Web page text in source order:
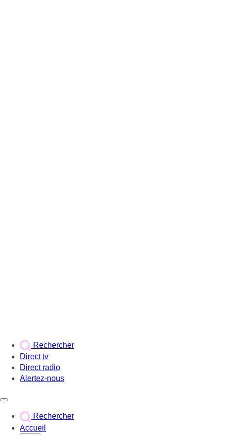
Rechercher
Direct tv
Direct radio
Alertez-nous
Rechercher
Accueil